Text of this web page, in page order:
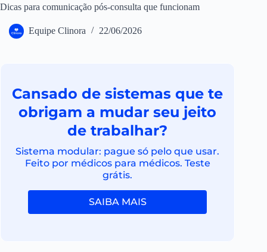
Dicas para comunicação pós-consulta que funcionam
Equipe Clinora 22/06/2026
Cansado de sistemas que te
obrigam a mudar seu jeito
de trabalhar?
Sistema modular: pague só pelo que usar.
Feito por médicos para médicos. Teste
grátis.
SAIBA MAIS